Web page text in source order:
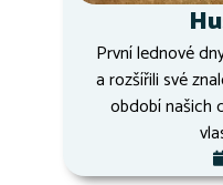
První lednové
a rozšířili své
období našich